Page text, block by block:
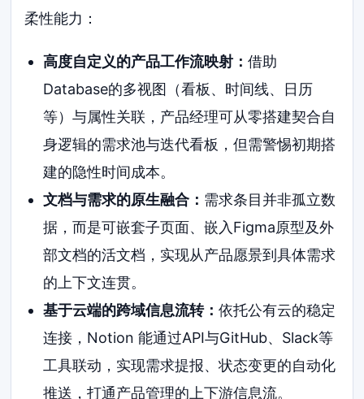
柔性能力：
高度自定义的产品工作流映射： 借助
Database的多视图（看板、时间线、日历
等）与属性关联，产品经理可从零搭建契合自
身逻辑的需求池与迭代看板，但需警惕初期搭
建的隐性时间成本。
文档与需求的原生融合： 需求条目并非孤立数
据，而是可嵌套子页面、嵌入Figma原型及外
部文档的活文档，实现从产品愿景到具体需求
的上下文连贯。
基于云端的跨域信息流转： 依托公有云的稳定
连接，Notion 能通过API与GitHub、Slack等
工具联动，实现需求提报、状态变更的自动化
推送，打通产品管理的上下游信息流。